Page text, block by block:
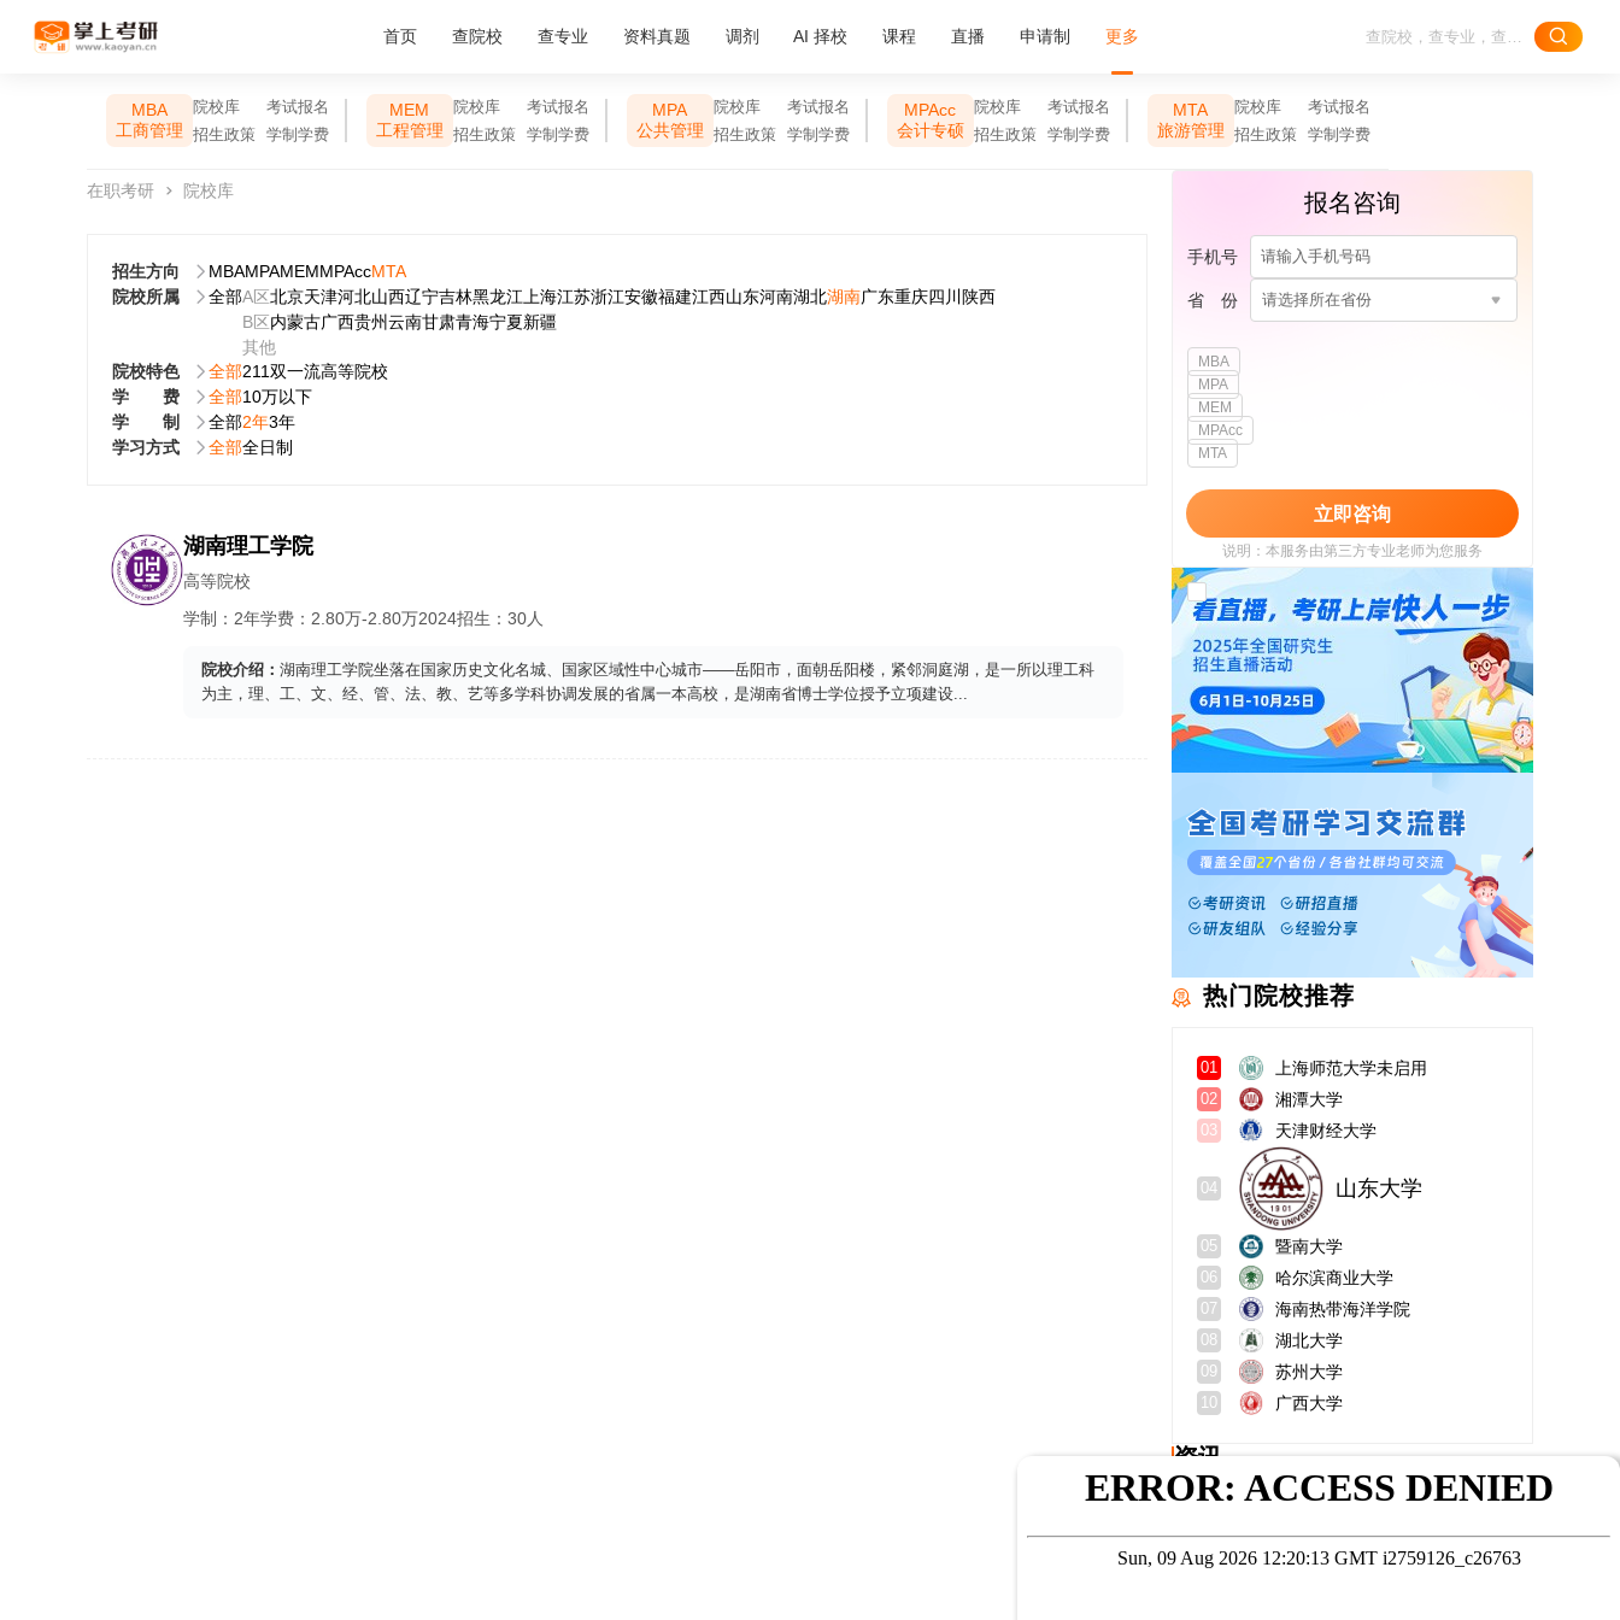
首页 查院校 查专业 资料真题 调剂 AI 择校 课程 直播 申请制 更多
MBA
工商管理
院校库
考试报名
招生政策
学制学费
MEM
工程管理
院校库
考试报名
招生政策
学制学费
MPA
公共管理
院校库
考试报名
招生政策
学制学费
MPAcc
会计专硕
院校库
考试报名
招生政策
学制学费
MTA
旅游管理
院校库
考试报名
招生政策
学制学费
在职考研 院校库
招生方向 MBAMPAMEMMPAccMTA
院校所属
全部A区北京天津河北山西辽宁吉林黑龙江 上海江苏浙江安徽福建江西山东河南湖北湖南广东重庆四川 陕西
B区内蒙古广西贵州云南甘肃青海宁夏新疆
其他
院校特色
全部211双一流高等院校
学费
全部10万以下
学制
全部2年3年
学习方式
全部全日制
湖南理工学院
高等院校
学制： 2年学费： 2.80万-2.80万2024招生： 30人
院校介绍： 湖南理工学院坐落在国家历史文化名城、国家区域性中心城市——岳阳市，面朝岳阳楼，紧邻洞庭湖，是一所以理工科
为主，理、工、文、经、管、法、教、艺等多学科协调发展的省属一本高校，是湖南省博士学位授予立项建设...
报名咨询
手机号
省 份 请选择所在省份
MBA
MPA
MEM
MPAcc
MTA
立即咨询
说明：本服务由第三方专业老师为您服务
我已阅读并同意 《用户政策》
《用户服务
使用协议》
热门院校推荐
01 上海师范大学未启用
02 湘潭大学
03 天津财经大学
山东大学
06 哈尔滨商业大学
07 海南热带海洋学院
08 湖北大学
09 苏州大学
10 广西大学
资讯
中外合作的大学的利弊？学费一般多少？
浙工大mba学费多少？什么档次？